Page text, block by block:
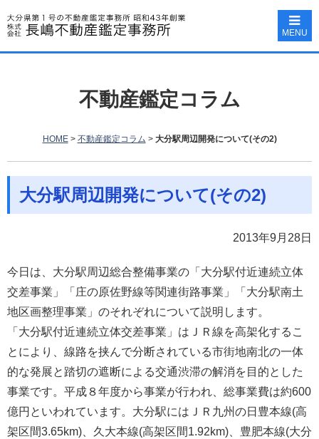
MENU
不動産鑑定コラム
HOME> 不動産鑑定コラム > 大分駅周辺開発について(その2)
大分駅周辺開発について(その2)
2013年9月28日
今日は、大分駅周辺総合整備事業の「大分駅付近連続立体
交差事業」「庄の原佐野線等関連街路事業」「大分駅南土
地区画整理事業」のそれぞれについて説明します。
「大分駅付近連続立体交差事業」はＪＲ線を高架化するこ
とにより、線路を挟んで分断されている市街地南北の一体
的な発展と踏切の遮断による交通渋滞の解消を目的とした
事業です。平成８年度から事業が行われ、総事業費は約600
億円といわれています。大分駅にはＪＲ九州の日豊本線(高
架区間3.65km)、久大本線(高架区間1.92km)、豊肥本線(大分